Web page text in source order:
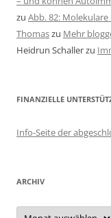
zu Abb. 82:
Thomaszu Mehr
Heidrun Schallerzu
FINANZIELLE
Info-Seite der
ARCHIV
Archiv